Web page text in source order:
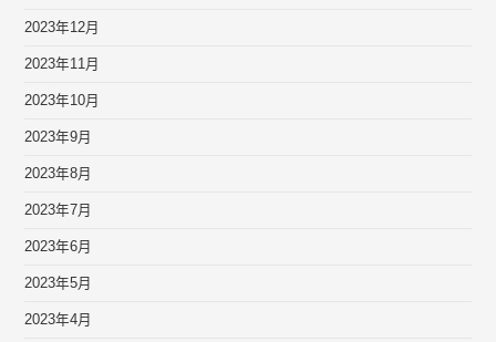
2023年12月
2023年11月
2023年10月
2023年9月
2023年8月
2023年7月
2023年6月
2023年5月
2023年4月